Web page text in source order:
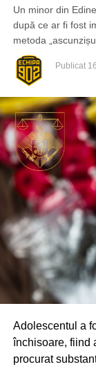
Un alt caz a fost
din pasajul
bulevardul
persoană
ulterior sunt
peretele
de drept, care
circumstanțele
Elementele
Un minor din
după ce ar fi fost
metoda
Publicat
Adolescentul a
închisoare, fiind
procurat